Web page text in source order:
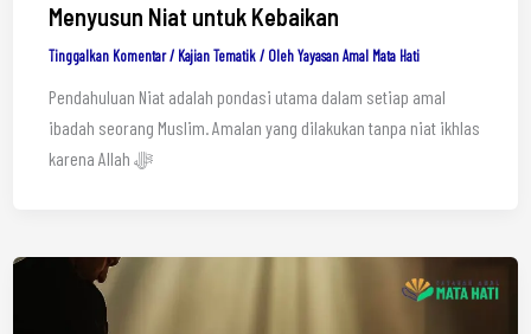
Menyusun Niat untuk Kebaikan
Tinggalkan Komentar / Kajian Tematik/ OlehYayasan Amal Mata Hati
Pendahuluan Niat adalah pondasi utama dalam setiap amal
ibadah seorang Muslim. Amalan yang dilakukan tanpa niat ikhlas
karena Allah ﷻ